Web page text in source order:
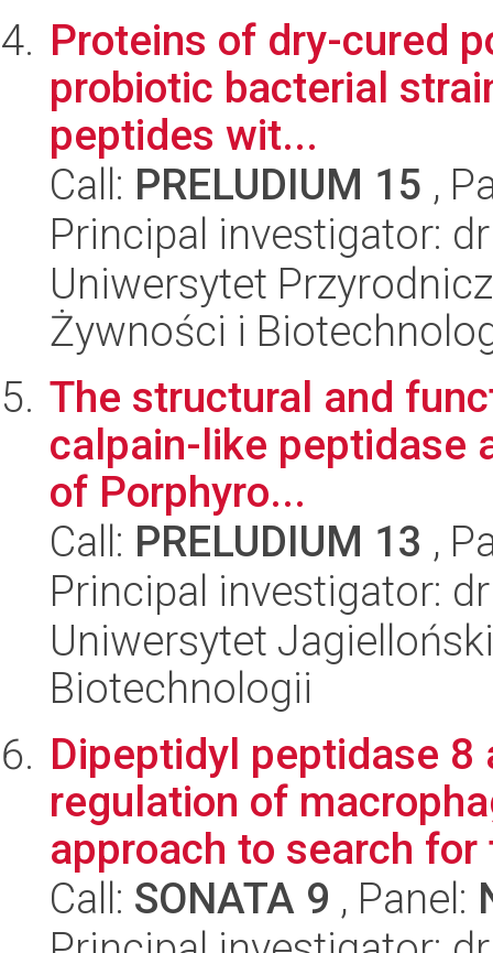
Proteins of dry-cured
probiotic bacterial
peptides wit...
Call: PRELUDIUM 15 ,
Principal investigator:
Uniwersytet
Żywności i
The structural and
calpain-like peptidase
of Porphyro...
Call: PRELUDIUM 13 ,
Principal investigator:
Uniwersytet
Biotechnologii
Dipeptidyl peptidase 8
regulation of
approach to search for
Call: SONATA 9 , Panel: